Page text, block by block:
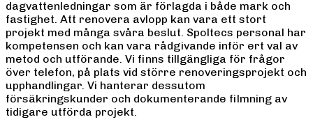
dagvattenledningar som är förlagda i både mark och
fastighet. Att renovera avlopp kan vara ett stort
projekt med många svåra beslut. Spoltecs personal har
kompetensen och kan vara rådgivande inför ert val av
metod och utförande. Vi finns tillgängliga för frågor
över telefon, på plats vid större renoveringsprojekt och
upphandlingar. Vi hanterar dessutom
försäkringskunder och dokumenterande filmning av
tidigare utförda projekt.